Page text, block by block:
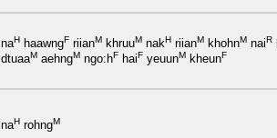
naH haawngF riianM khruuM nakH riianM khohnM naiR
dtuaaM aehngM ngo:hF haiF yeuunM kheunF
naH rohngM